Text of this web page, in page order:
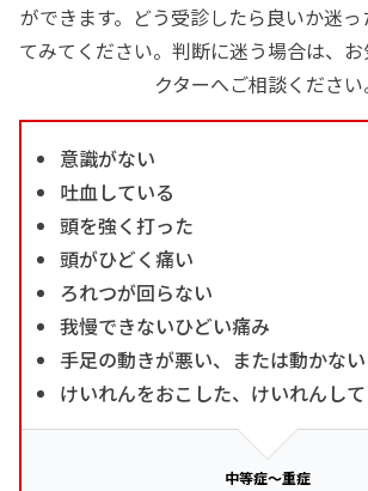
ができます。どう受診したら良いか迷
てみてください。判断に迷う場合は、
クターへご相談ください
意識がない
吐血している
頭を強く打った
頭がひどく痛い
ろれつが回らない
我慢できないひどい痛み
手足の動きが悪い、または動かない
けいれんをおこした、けいれんし
中等症～重症